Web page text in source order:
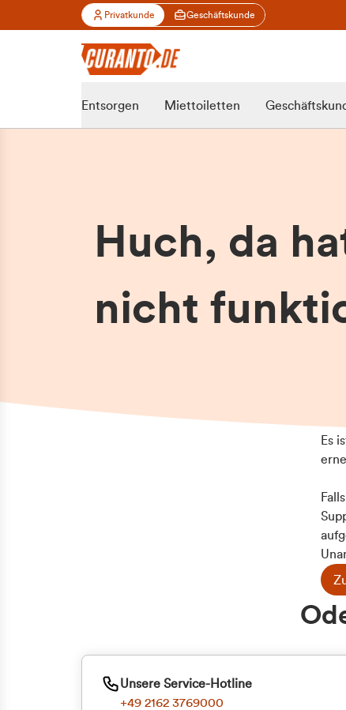
Privatkunde Geschäftskunde
Entsorgen Miettoiletten
Huch, da
nicht
Es
Unsere Service-Hotline
+49 2162 3769000